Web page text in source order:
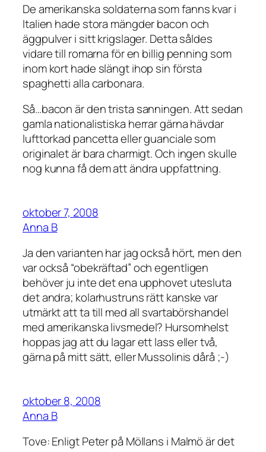
De amerikanska soldaterna som fanns kvar i
Italien hade stora mängder bacon och
äggpulver i sitt krigslager. Detta såldes
vidare till romarna för en billig penning som
inom kort hade slängt ihop sin första
spaghetti alla carbonara.
Så…bacon är den trista sanningen. Att sedan
gamla nationalistiska herrar gärna hävdar
lufttorkad pancetta eller guanciale som
originalet är bara charmigt. Och ingen skulle
nog kunna få dem att ändra uppfattning.
oktober 7, 2008
Anna B
Ja den varianten har jag också hört, men den
var också “obekräftad” och egentligen
behöver ju inte det ena upphovet utesluta
det andra; kolarhustruns rätt kanske var
utmärkt att ta till med all svartabörshandel
med amerikanska livsmedel? Hursomhelst
hoppas jag att du lagar ett lass eller två,
gärna på mitt sätt, eller Mussolinis dårå ;-)
oktober 8, 2008
Anna B
Tove: Enligt Peter på Möllans i Malmö är det